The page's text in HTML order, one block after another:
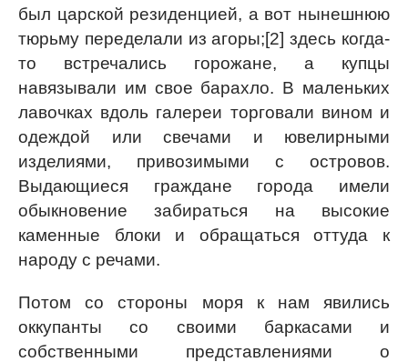
был царской резиденцией, а вот нынешнюю
тюрьму переделали из агоры;[2] здесь когда-
то встречались горожане, а купцы
навязывали им свое барахло. В маленьких
лавочках вдоль галереи торговали вином и
одеждой или свечами и ювелирными
изделиями, привозимыми с островов.
Выдающиеся граждане города имели
обыкновение забираться на высокие
каменные блоки и обращаться оттуда к
народу с речами.
Потом со стороны моря к нам явились
оккупанты со своими баркасами и
собственными представлениями о